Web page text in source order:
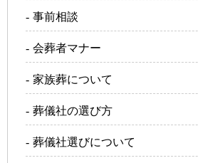
事前相談
会葬者マナー
家族葬について
葬儀社の選び方
葬儀社選びについて